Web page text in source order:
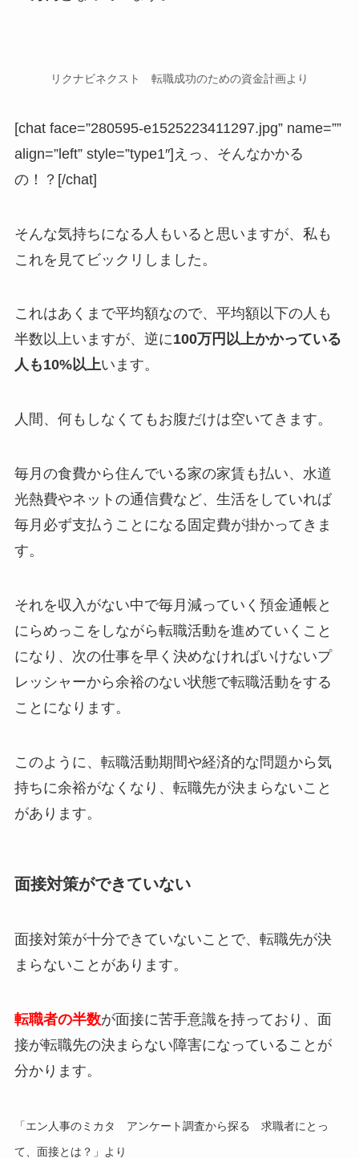
リクナビネクスト 転職成功のための資金計画より
[chat face=”280595-e1525223411297.jpg” name=””
align=”left” style=”type1″]えっ、そんなかかる
の！？[/chat]
そんな気持ちになる人もいると思いますが、私も
これを見てビックリしました。
これはあくまで平均額なので、平均額以下の人も
半数以上いますが、逆に100万円以上かかっている
人も10%以上います。
人間、何もしなくてもお腹だけは空いてきます。
毎月の食費から住んでいる家の家賃も払い、水道
光熱費やネットの通信費など、生活をしていれば
毎月必ず支払うことになる 固定費が掛かってきま
す。
それを収入がない中で毎月減っていく預金通帳と
にらめっこをしながら転職活動を進めていくこと
になり、次の仕事を早く決めなければいけないプ
レッシャーから余裕のない状態で転職活動をする
ことになります。
このように、転職活動期間や経済的な問題から気
持ちに余裕がなくなり、転職先が決まらないこと
があります。
面接対策ができていない
面接対策が十分できていないことで、転職先が決
まらないことがあります。
転職者の半数が面接に苦手意識を持っており、面
接が転職先の決まらない障害になっていることが
分かります。
「エン人事のミカタ アンケート調査から探る 求職者にとっ
て、面接とは？」より